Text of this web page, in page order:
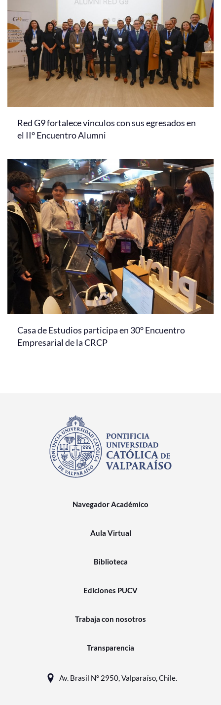
Red G9 fortalece vínculos con sus egresados en
el II° Encuentro Alumni
Casa de Estudios participa en 30° Encuentro
Empresarial de la CRCP
Navegador Académico
Aula Virtual
Biblioteca
Ediciones PUCV
Trabaja con nosotros
Transparencia
Av. Brasil N° 2950, Valparaíso, Chile.